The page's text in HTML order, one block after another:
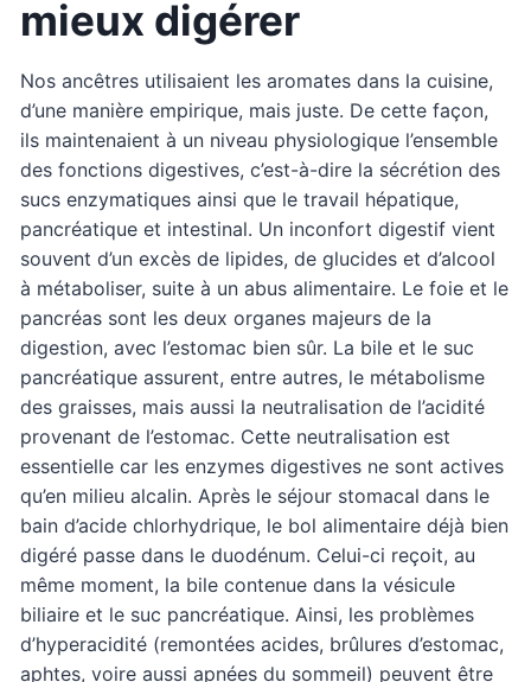
mieux digérer
Nos ancêtres utilisaient les aromates dans la cuisine,
d’une manière empirique, mais juste. De cette façon,
ils maintenaient à un niveau physiologique l’ensemble
des fonctions digestives, c’est-à-dire la sécrétion des
sucs enzymatiques ainsi que le travail hépatique,
pancréatique et intestinal. Un inconfort digestif vient
souvent d’un excès de lipides, de glucides et d’alcool
à métaboliser, suite à un abus alimentaire. Le foie et le
pancréas sont les deux organes majeurs de la
digestion, avec l’estomac bien sûr. La bile et le suc
pancréatique assurent, entre autres, le métabolisme
des graisses, mais aussi la neutralisation de l’acidité
provenant de l’estomac. Cette neutralisation est
essentielle car les enzymes digestives ne sont actives
qu’en milieu alcalin. Après le séjour stomacal dans le
bain d’acide chlorhydrique, le bol alimentaire déjà bien
digéré passe dans le duodénum. Celui-ci reçoit, au
même moment, la bile contenue dans la vésicule
biliaire et le suc pancréatique. Ainsi, les problèmes
d’hyperacidité (remontées acides, brûlures d’estomac,
aphtes, voire aussi apnées du sommeil) peuvent être